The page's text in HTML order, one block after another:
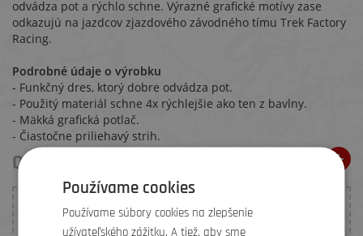
odvádza pot a rýchlo schne. Výrazné grafické motívy zase
odkazujú na jazdcov zjazdového závodného tímu Trek Factory
Racing.
Podrobné údaje o výrobku
- Funkčný dres, ktorý dobre odvádza pot.
- Použitý materiál schne 4x rýchlejšie ako ten z bavlny.
- Mäkká grafická potlač.
- Čiastočne priliehavý strih.
ODPORÚČANIA ELEMENŤÁKŮ
Ku tomuto produktu nebolo vložené žiadne hodnotenie.
Budte prvý, ktopridá doporučenie
Používame cookies
Používame súbory cookies na zlepšenie
užívateľského zážitku. A tiež, aby sme